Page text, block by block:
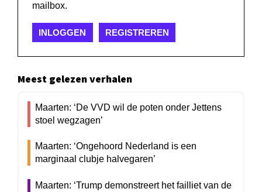
mailbox.
INLOGGEN REGISTREREN
Meest gelezen verhalen
Maarten: ‘De VVD wil de poten onder Jettens
stoel wegzagen’
Maarten: ‘Ongehoord Nederland is een
marginaal clubje halvegaren’
Maarten: ‘Trump demonstreert het failliet van de